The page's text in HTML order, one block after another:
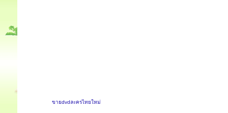
ขายdvdละครไทยใหม่